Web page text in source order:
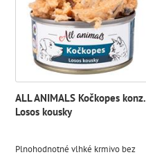
ALL ANIMALS Kočkopes konz.
Losos kousky
Plnohodnotné vlhké krmivo bez